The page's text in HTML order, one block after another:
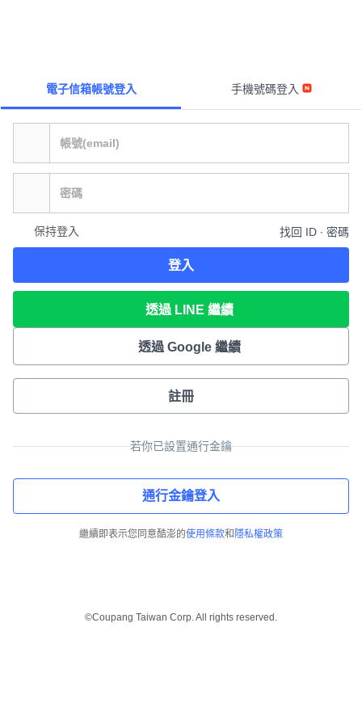
電子信箱帳號登入 手機號碼登入
保持登入 找回 ID ∙ 密碼
登入
透過 LINE 繼續
透過 Google 繼續
註冊
若你已設置通行金鑰
通行金鑰登入
繼續即表示您同意酷澎的使用條款和 隱私權政策
©Coupang Taiwan Corp. All rights reserved.